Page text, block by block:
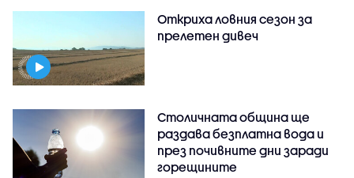
Откриха ловния сезон за
прелетен дивеч
Столичната община ще
раздава безплатна вода и
през почивните дни заради
горещините